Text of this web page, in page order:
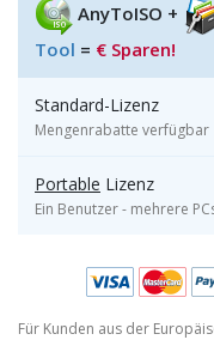
AnyToISO +
Tool = € Sparen!
Standard-Lizenz
Mengenrabatte verfügbar
Portable Lizenz
Ein Benutzer - mehrere
Für Kunden aus der